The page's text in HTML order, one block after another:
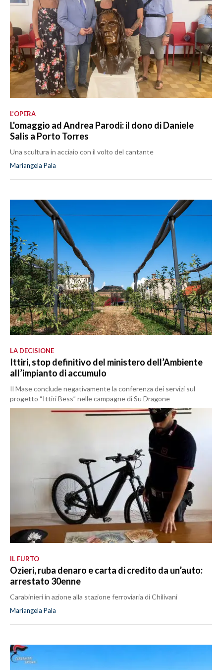
L’OPERA
L'omaggio ad Andrea Parodi: il dono di Daniele
Salis a Porto Torres
Una scultura in acciaio con il volto del cantante
Mariangela Pala
LA DECISIONE
Ittiri, stop definitivo del ministero dell’Ambiente
all’impianto di accumulo
Il Mase conclude negativamente la conferenza dei servizi sul
progetto “Ittiri Bess” nelle campagne di Su Dragone
IL FURTO
Ozieri, ruba denaro e carta di credito da un’auto:
arrestato 30enne
Carabinieri in azione alla stazione ferroviaria di Chilivani
Mariangela Pala